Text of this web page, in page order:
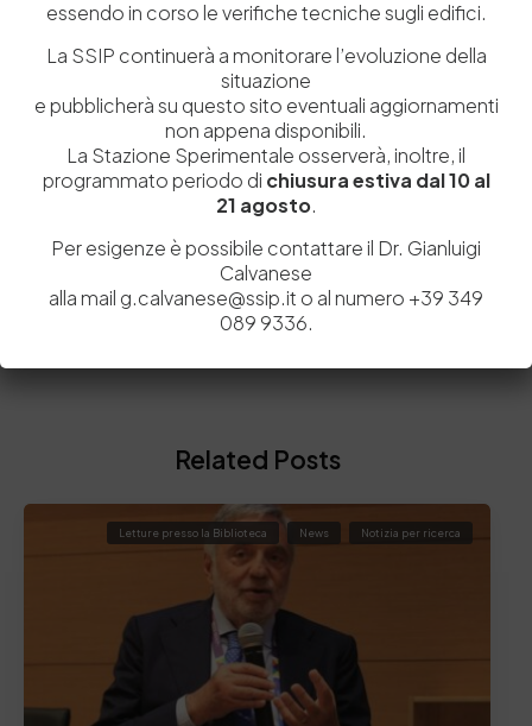
Editoriale Luigi Nicolais Sostenibilità
Related Posts
Letture presso la Biblioteca News Notizia per ricerca
essendo in corso le verifiche tecniche sugli edifici.
La SSIP continuerà a monitorare l’evoluzione della
situazione
e pubblicherà su questo sito eventuali aggiornamenti
non appena disponibili.
La Stazione Sperimentale osserverà, inoltre, il
programmato periodo di chiusura estiva dal 10 al
21 agosto.
Per esigenze è possibile contattare il Dr. Gianluigi
Calvanese
alla mail g.calvanese@ssip.it o al numero +39 349
089 9336.